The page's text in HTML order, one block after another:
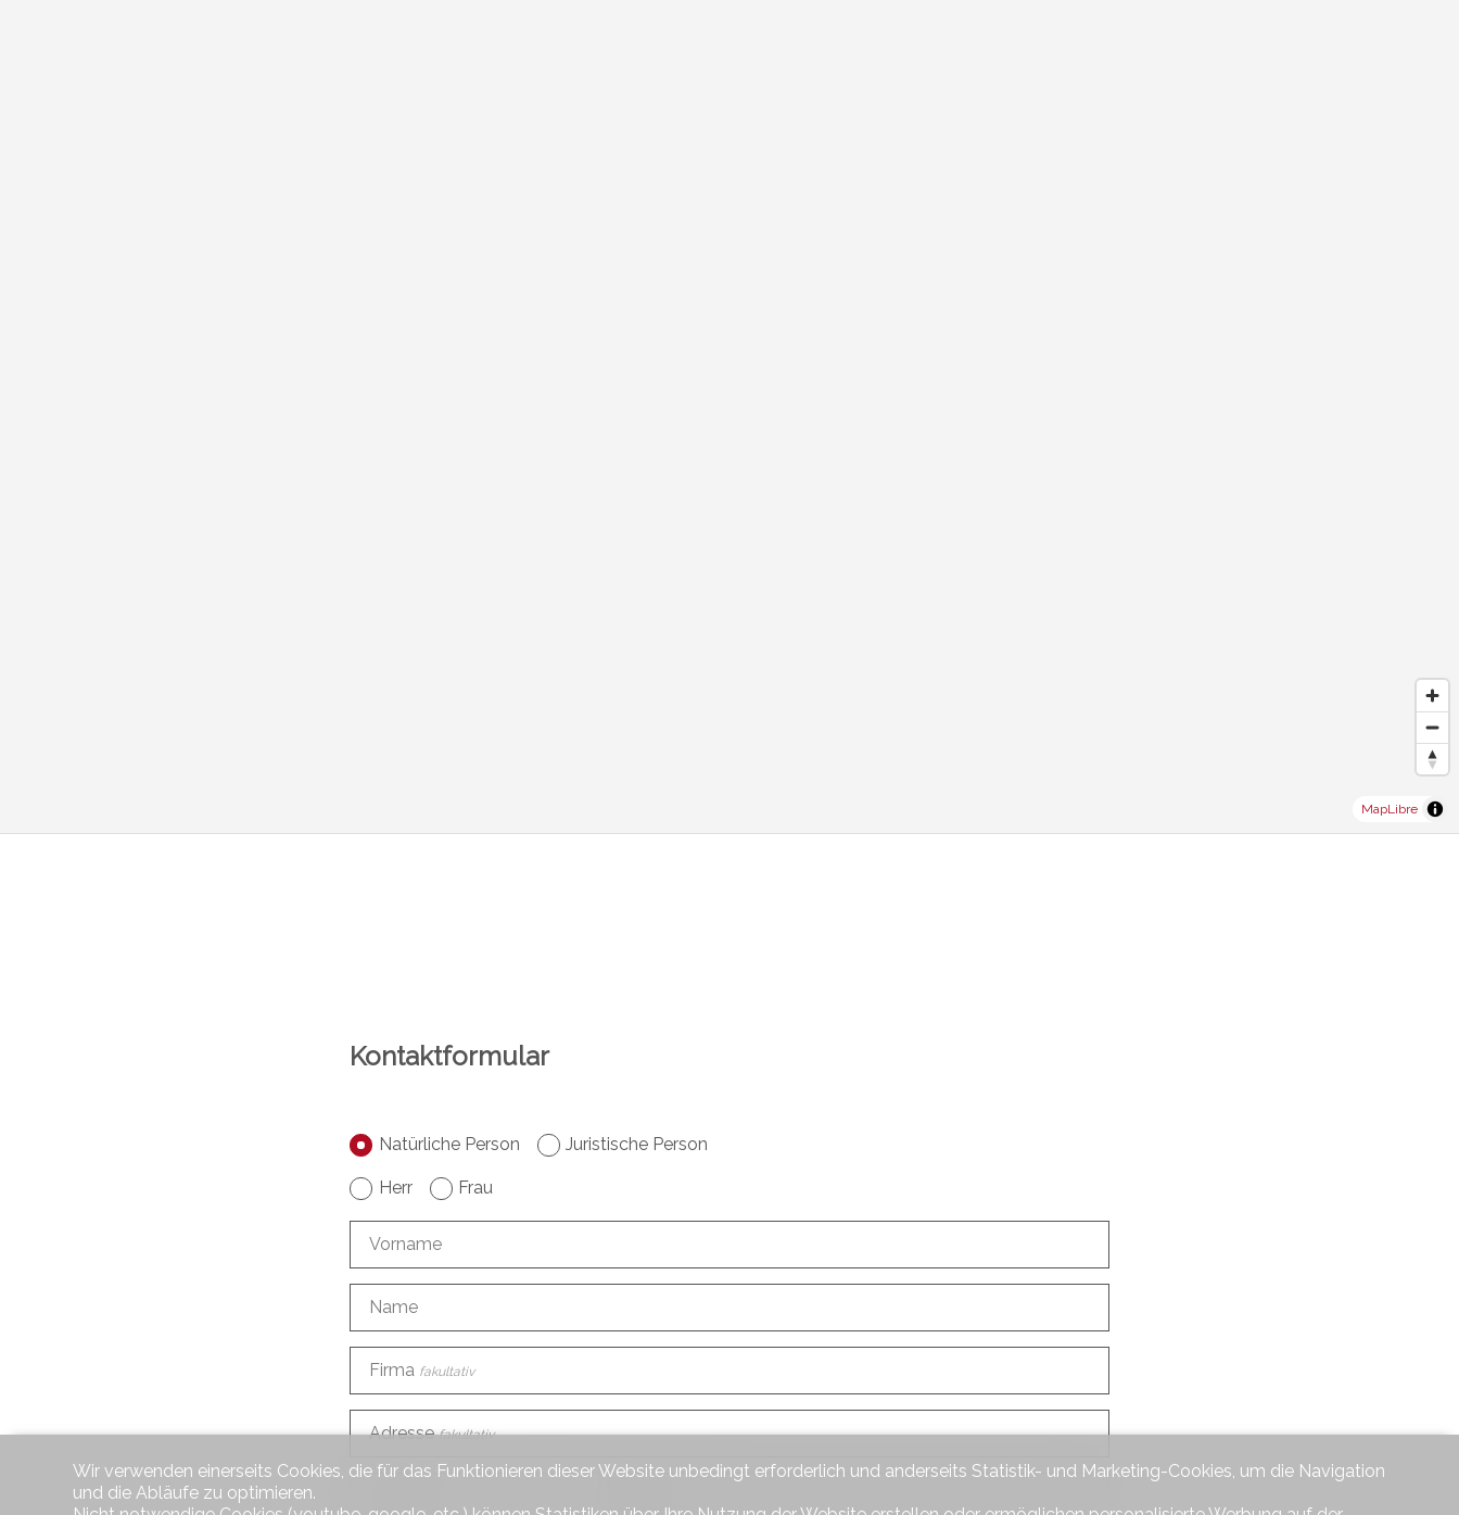
MapLibre
Kontaktformular
Natürliche Person Juristische Person
Herr Frau
Vorname
Name
Firma fakultativ
Adressefakultativ
Wir verwenden einerseits Cookies, die für das Funktionieren dieser Website unbedingt erforderlich und anderseits Statistik- und Marketing-Cookies, um die Navigation
und die Abläufe zu optimieren.